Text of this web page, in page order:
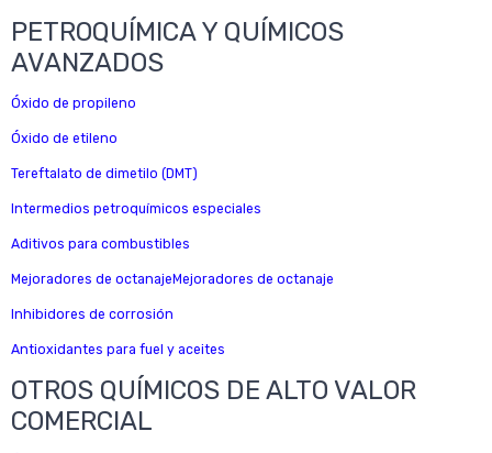
PETROQUÍMICA Y QUÍMICOS
AVANZADOS
Óxido de propileno
Óxido de etileno
Tereftalato de dimetilo (DMT)
Intermedios petroquímicos especiales
Aditivos para combustibles
Mejoradores de octanajeMejoradores de octanaje
Inhibidores de corrosión
Antioxidantes para fuel y aceites
OTROS QUÍMICOS DE ALTO VALOR
COMERCIAL